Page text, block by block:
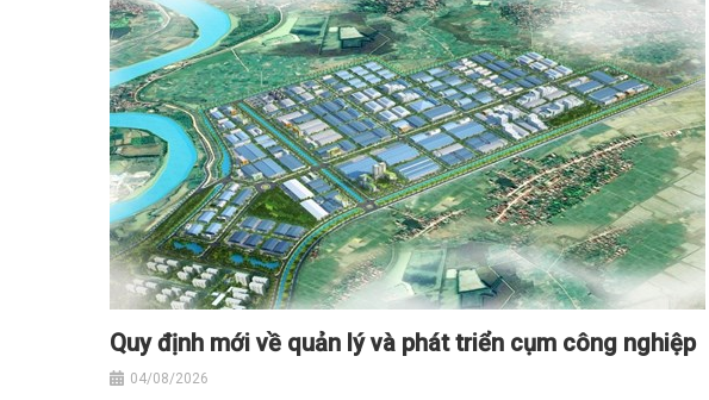
Quy định mới về quản lý và phát triển cụm công nghiệp
04/08/2026